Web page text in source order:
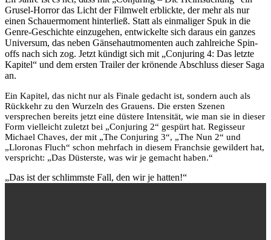
Grusel-Horror das Licht der Filmwelt erblickte, der mehr als nur
einen Schauermoment hinterließ. Statt als einmaliger Spuk in die
Genre-Geschichte einzugehen, entwickelte sich daraus ein ganzes
Universum, das neben Gänsehautmomenten auch zahlreiche Spin-
offs nach sich zog. Jetzt kündigt sich mit „Conjuring 4: Das letzte
Kapitel“ und dem ersten Trailer der krönende Abschluss dieser Saga
an.
Ein Kapitel, das nicht nur als Finale gedacht ist, sondern auch als
Rückkehr zu den Wurzeln des Grauens. Die ersten Szenen
versprechen bereits jetzt eine düstere Intensität, wie man sie in dieser
Form vielleicht zuletzt bei „Conjuring 2“ gespürt hat. Regisseur
Michael Chaves, der mit „The Conjuring 3“, „The Nun 2“ und
„Lloronas Fluch“ schon mehrfach in diesem Franchsie gewildert hat,
verspricht: „Das Düsterste, was wir je gemacht haben.“
„Das ist der schlimmste Fall, den wir je hatten!“